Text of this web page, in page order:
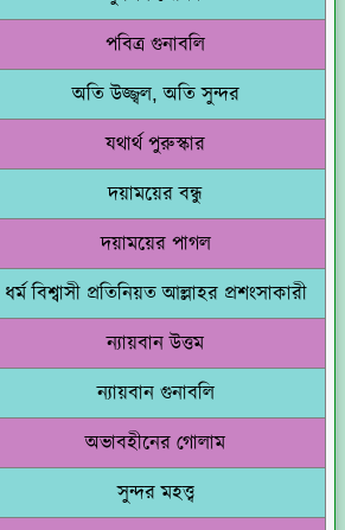
পবিত্র গুনাবলি
অতি উজ্জ্বল, অতি সুন্দর
যথার্থ পুরুস্কার
দয়াময়ের বন্ধু
দয়াময়ের পাগল
ধর্ম বিশ্বাসী প্রতিনিয়ত আল্লাহর প্রশংসাকারী
ন্যায়বান উত্তম
ন্যায়বান গুনাবলি
অভাবহীনের গোলাম
সুন্দর মহত্ত্ব